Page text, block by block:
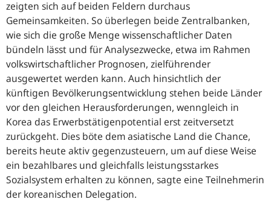
zeigten sich auf beiden Feldern durchaus
Gemeinsamkeiten. So überlegen beide Zentralbanken,
wie sich die große Menge wissenschaftlicher Daten
bündeln lässt und für Analysezwecke, etwa im Rahmen
volkswirtschaftlicher Prognosen, zielführender
ausgewertet werden kann. Auch hinsichtlich der
künftigen Bevölkerungsentwicklung stehen beide Länder
vor den gleichen Herausforderungen, wenngleich in
Korea das Erwerbstätigenpotential erst zeitversetzt
zurückgeht. Dies böte dem asiatische Land die Chance,
bereits heute aktiv gegenzusteuern, um auf diese Weise
ein bezahlbares und gleichfalls leistungsstarkes
Sozialsystem erhalten zu können, sagte eine Teilnehmerin
der koreanischen Delegation.